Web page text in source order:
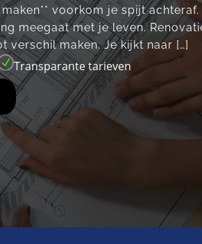
voorkom je spijt achteraf.​
meegaat met je leven.​
verschil maken.​ Je kijkt naar […]
N Transparante tarieven